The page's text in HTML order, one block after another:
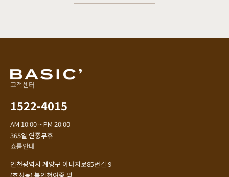
고객센터
1522-4015
AM 10:00 ~ PM 20:00
365일 연중무휴
쇼룸안내
인천광역시 계양구 아나지로85번길 9